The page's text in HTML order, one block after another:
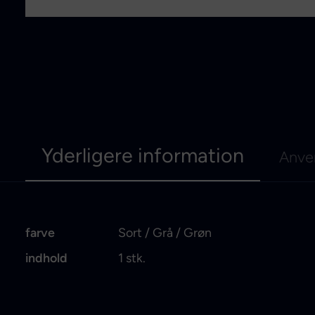
Yderligere information
farve
Sort / Grå / Grøn
indhold
1 stk.